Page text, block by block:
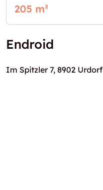
205 m²
Endroid
Im Spitzler 7, 8902 Urdorf